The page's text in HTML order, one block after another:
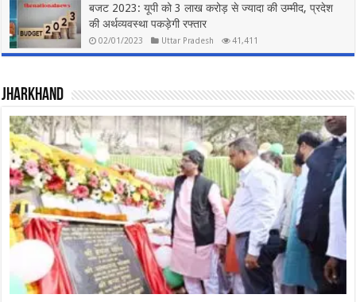
बजट 2023: यूपी को 3 लाख करोड़ से ज्यादा की उम्मीद, प्रदेश
की अर्थव्यवस्था पकड़ेगी रफ्तार
02/01/2023 Uttar Pradesh 41,411
jharkhand